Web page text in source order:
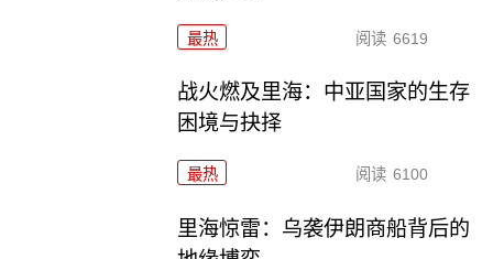
最热 阅读 6619
战火燃及里海：中亚国家的生存
困境与抉择
最热 阅读 6100
里海惊雷：乌袭伊朗商船背后的